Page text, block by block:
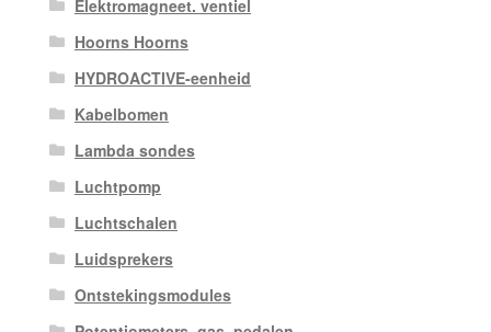
Elektromagneet. ventiel
Hoorns Hoorns
HYDROACTIVE-eenheid
Kabelbomen
Lambda sondes
Luchtpomp
Luchtschalen
Luidsprekers
Ontstekingsmodules